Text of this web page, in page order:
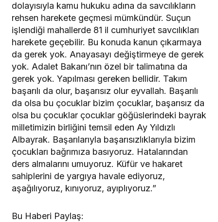
dolayısıyla kamu hukuku adına da savcılıkların
rehsen harekete geçmesi mümkündür. Suçun
işlendiği mahallerde 81 il cumhuriyet savcılıkları
harekete geçebilir. Bu konuda kanun çıkarmaya
da gerek yok. Anayasayı değiştirmeye de gerek
yok. Adalet Bakanı’nın özel bir talimatına da
gerek yok. Yapılması gereken bellidir. Takım
başarılı da olur, başarısız olur eyvallah. Başarılı
da olsa bu çocuklar bizim çocuklar, başarısız da
olsa bu çocuklar çocuklar göğüslerindeki bayrak
milletimizin birliğini temsil eden Ay Yıldızlı
Albayrak. Başarılarıyla başarısızlıklarıyla bizim
çocukları bağrımıza basıyoruz. Hatalarından
ders almalarını umuyoruz. Küfür ve hakaret
sahiplerini de yargıya havale ediyoruz,
aşağılıyoruz, kınıyoruz, ayıplıyoruz.”
Bu Haberi Paylaş: